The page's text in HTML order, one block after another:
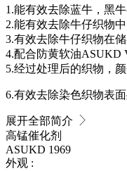
1.能有效去除蓝牛，黑
2.能有效去除牛仔织物
3.有效去除牛仔织物在
4.配合防黄软油ASUKD
5.经过处理后的织物，
6.有效去除染色织物表
展开全部简介
高锰催化剂
ASUKD 1969
外观 :